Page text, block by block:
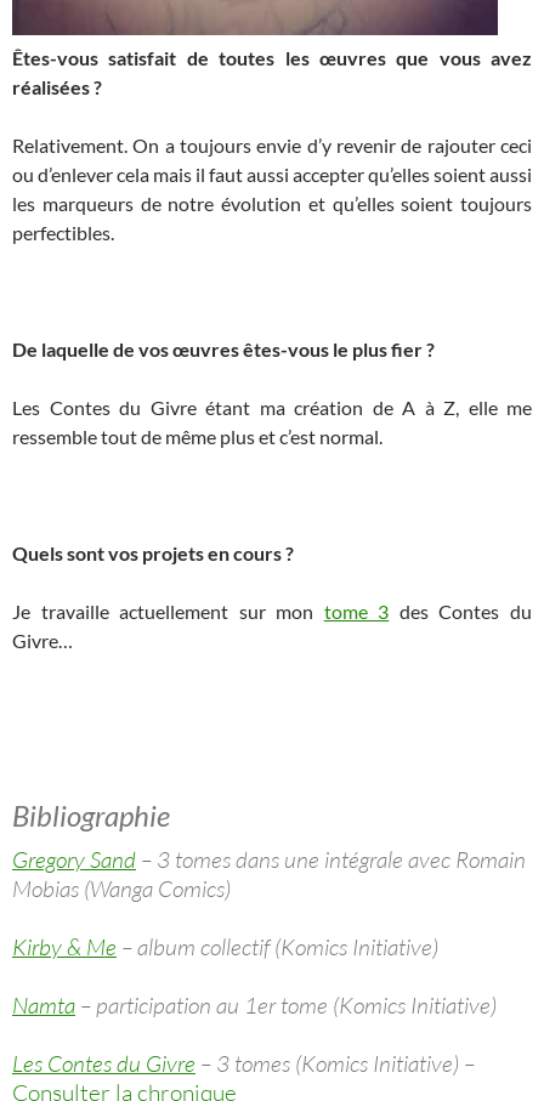
Êtes-vous satisfait de toutes les œuvres que vous avez
réalisées ?
Relativement. On a toujours envie d’y revenir de rajouter ceci
ou d’enlever cela mais il faut aussi accepter qu’elles soient aussi
les marqueurs de notre évolution et qu’elles soient toujours
perfectibles.
De laquelle de vos œuvres êtes-vous le plus fier ?
Les Contes du Givre étant ma création de A à Z, elle me
ressemble tout de même plus et c’est normal.
Quels sont vos projets en cours ?
Je travaille actuellement sur mon tome 3 des Contes du
Givre…
Bibliographie
Gregory Sand – 3 tomes dans une intégrale avec Romain
Mobias (Wanga Comics)
Kirby & Me – album collectif (Komics Initiative)
Namta – participation au 1er tome (Komics Initiative)
Les Contes du Givre – 3 tomes (Komics Initiative) –
Consulter la chronique